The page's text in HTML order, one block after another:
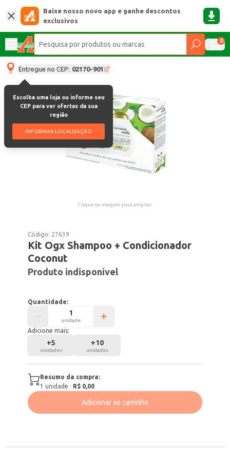
Baixe nosso novo app e ganhe descontos
exclusivos
0
Entregue no CEP: 02170-901
Escolha uma loja ou informe seu
CEP para ver ofertas da sua
região
INFORMAR LOCALIZAÇÃO
Clique na imagem para ampliar.
Código: 27639
Kit Ogx Shampoo + Condicionador
Coconut
Produto indisponível
Quantidade:
unidade
Adicione mais:
+5
unidades
+10
unidades
Resumo da compra:
1 unidade · R$ 0,00
Adicionar ao carrinho